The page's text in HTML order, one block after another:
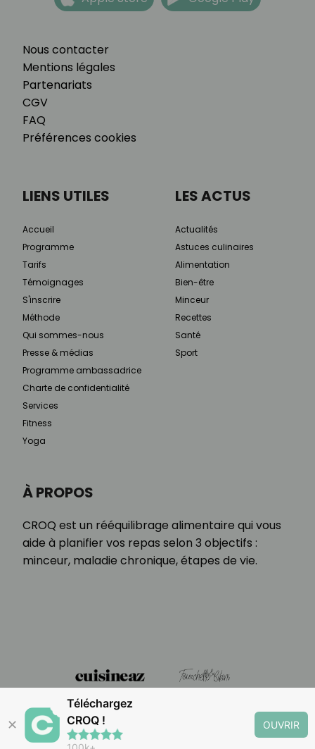
Nous contacter
Mentions légales
Partenariats
CGV
FAQ
Préférences cookies
À PROPOS
CROQ est un rééquilibrage alimentaire qui vous
aide à planifier vos repas selon 3 objectifs :
minceur, maladie chronique, étapes de vie.
LIENS UTILES
Accueil
Programme
Tarifs
Témoignages
S'inscrire
Méthode
Qui sommes-nous
Presse & médias
Programme ambassadrice
Charte de confidentialité
Services
Fitness
Yoga
LES ACTUS
Actualités
Astuces culinaires
Alimentation
Bien-être
Minceur
Recettes
Santé
Sport
✕
Téléchargez
CROQ !
OUVRIR